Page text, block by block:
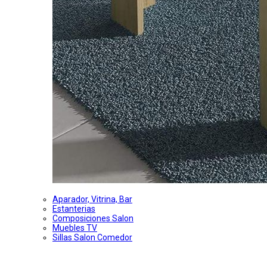
Aparador, Vitrina, Bar
Estanterias
Composiciones Salon
Muebles TV
Sillas Salon Comedor